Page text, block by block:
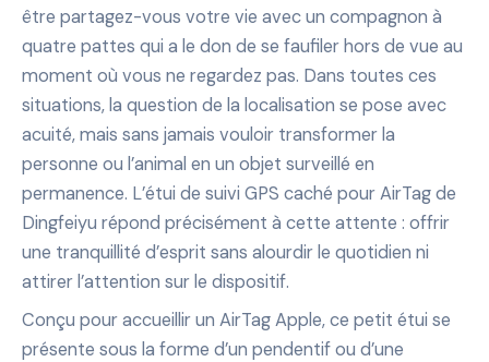
être partagez-vous votre vie avec un compagnon à
quatre pattes qui a le don de se faufiler hors de vue au
moment où vous ne regardez pas. Dans toutes ces
situations, la question de la localisation se pose avec
acuité, mais sans jamais vouloir transformer la
personne ou l’animal en un objet surveillé en
permanence. L’étui de suivi GPS caché pour AirTag de
Dingfeiyu répond précisément à cette attente : offrir
une tranquillité d’esprit sans alourdir le quotidien ni
attirer l’attention sur le dispositif.
Conçu pour accueillir un AirTag Apple, ce petit étui se
présente sous la forme d’un pendentif ou d’une